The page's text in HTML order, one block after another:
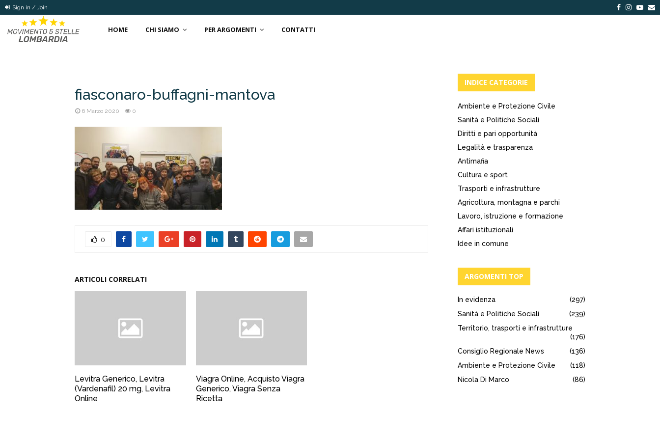
Sign in / Join Facebook
HOME CHI SIAMO PER ARGOMENTI CONTATTI
fiasconaro-buffagni-mantova
6 Marzo 2020 0
0
ARTICOLI CORRELATI
Levitra Generico, Levitra
(Vardenafil) 20 mg, Levitra
Online
Viagra Online, Acquisto Viagra
Generico, Viagra Senza
Ricetta
INDICE CATEGORIE
Ambiente e Protezione Civile
Sanità e Politiche Sociali
Diritti e pari opportunità
Legalità e trasparenza
Antimafia
Cultura e sport
Trasporti e infrastrutture
Agricoltura, montagna e parchi
Lavoro, istruzione e formazione
Affari istituzionali
Idee in comune
ARGOMENTI TOP
In evidenza
(297)
Sanità e Politiche Sociali
(239)
Territorio, trasporti e infrastrutture
(176)
Consiglio Regionale News
(136)
Ambiente e Protezione Civile
(118)
Nicola Di Marco
(86)